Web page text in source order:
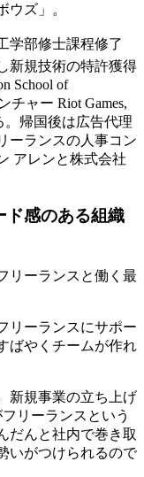
ウズ」。
学部修士課程修了
新規技術の特許獲得
School of
チャー Riot Games,
。帰国後は広告代理
ーランスの人事コン
アレンと株式会社
ド感のある組織
ーランスと働く最
リーランスにサポー
ばやくチームが作れ
新規事業の立ち上げ
リーランスという
だんと社内で巻き取
いがつけられるので